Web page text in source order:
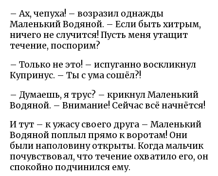
– Ах, чепуха! – возразил однажды
Маленький Водяной. – Если быть хитрым,
ничего не случится! Пусть меня утащит
течение, поспорим?
– Только не это! – испуганно воскликнул
Купринус. – Ты с ума сошёл?!
– Думаешь, я трус? – крикнул Маленький
Водяной. – Внимание! Сейчас всё начнётся!
И тут – к ужасу своего друга – Маленький
Водяной поплыл прямо к воротам! Они
были наполовину открыты. Когда мальчик
почувствовал, что течение охватило его, он
спокойно подчинился ему.